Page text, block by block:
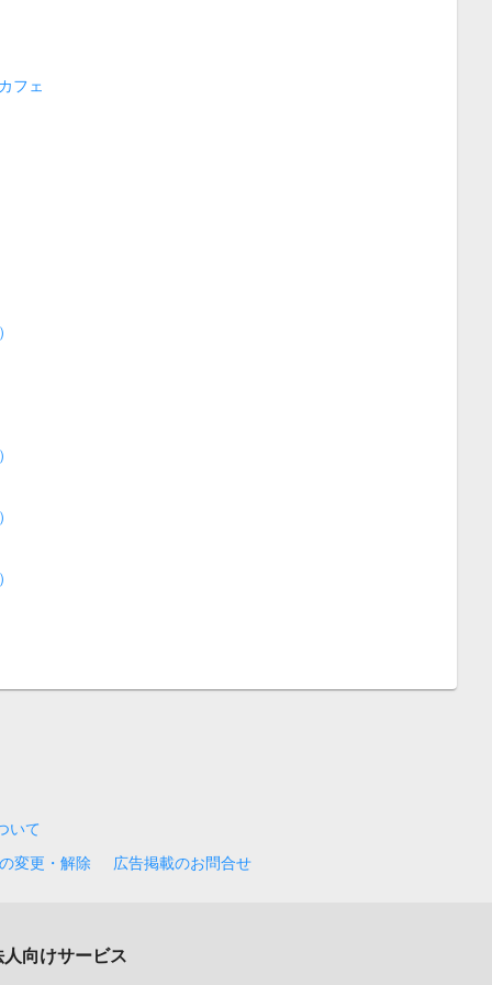
フェ
いて
変更・解除
広告掲載のお問合せ
人向けサービス